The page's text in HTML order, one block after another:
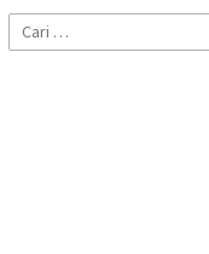
Cari
untuk: